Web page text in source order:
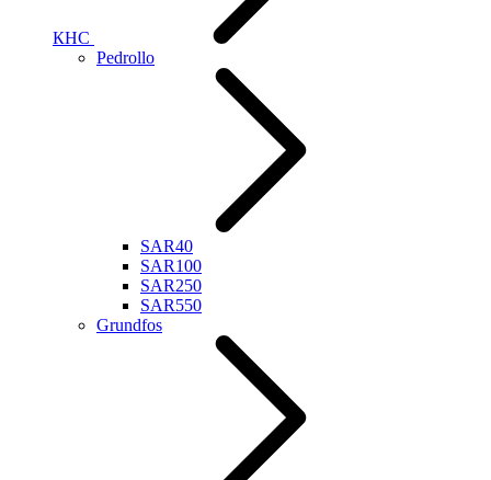
КНС
Pedrollo
SAR40
SAR100
SAR250
SAR550
Grundfos